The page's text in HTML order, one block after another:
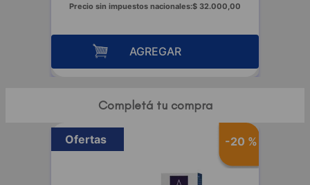
Precio sin impuestos nacionales:$ 32.000,00
AGREGAR
Completá tu compra
-20 %
Ofertas